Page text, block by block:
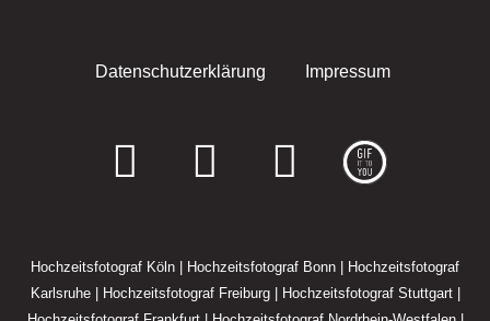
Datenschutzerklärung Impressum
F
c
e
I
s
t
E
v
e
Hochzeitsfotograf Köln Hochzeitsfotograf Bonn
Hochzeitsfotograf
Karlsruhe| Hochzeitsfotograf Freiburg| Hochzeitsfotograf Stuttgart|